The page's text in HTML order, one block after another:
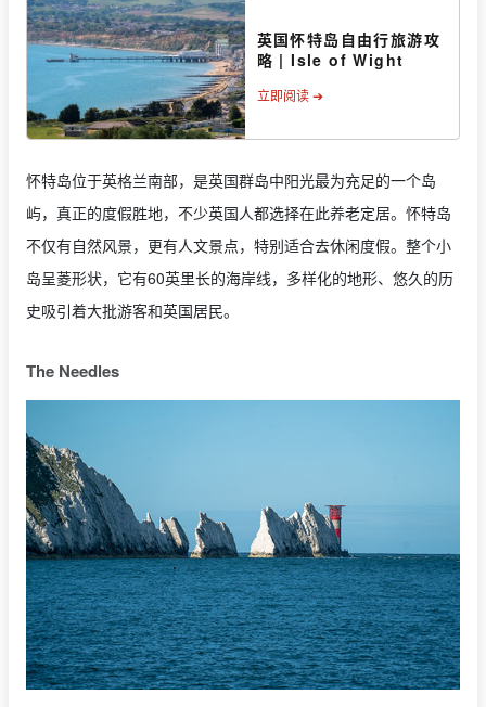
英国怀特岛自由行旅游攻
略 | Isle of Wight
立即阅读 ➔
怀特岛位于英格兰南部，是英国群岛中阳光最为充足的一个岛
屿，真正的度假胜地，不少英国人都选择在此养老定居。怀特岛
不仅有自然风景，更有人文景点，特别适合去休闲度假。整个小
岛呈菱形状，它有60英里长的海岸线，多样化的地形、悠久的历
史吸引着大批游客和英国居民。
The Needles